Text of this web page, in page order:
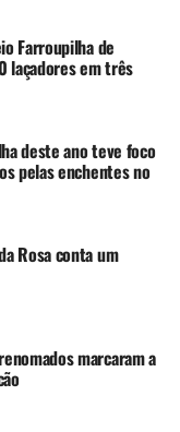
Farroupilha de
laçadores em três
deste ano teve foco
pelas enchentes no
Rosa conta um
marcaram a